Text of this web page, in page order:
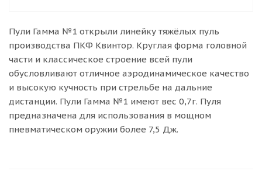
Пули Гамма №1 открыли линейку тяжёлых пуль
производства ПКФ Квинтор. Круглая форма головной
части и классическое строение всей пули
обусловливают отличное аэродинамическое качество
и высокую кучность при стрельбе на дальние
дистанции. Пули Гамма №1 имеют вес 0,7г. Пуля
предназначена для использования в мощном
пневматическом оружии более 7,5 Дж.